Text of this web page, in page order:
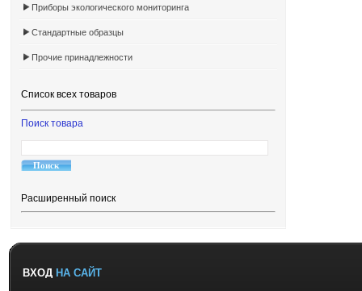
Приборы экологического мониторинга
Стандартные образцы
Прочие принадлежности
Список всех товаров
Поиск товара
Расширенный поиск
ВХОД НА САЙТ